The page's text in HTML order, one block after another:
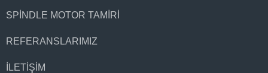
SPINDLE MOTOR TAMIRI
REFERANSLARIMIZ
İLETIŞIM